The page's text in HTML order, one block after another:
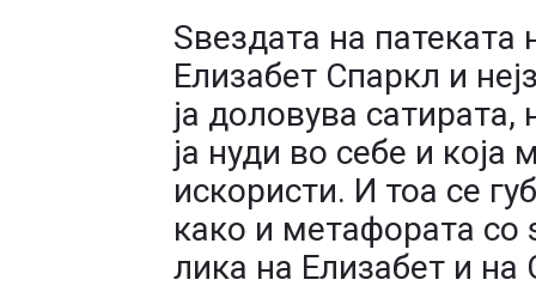
Ѕвездата на патеката
Елизабет Спаркл и
ја доловува сатирата,
ја нуди во себе и
искористи. И тоа се
како и метафората со
лика на Елизабет и на